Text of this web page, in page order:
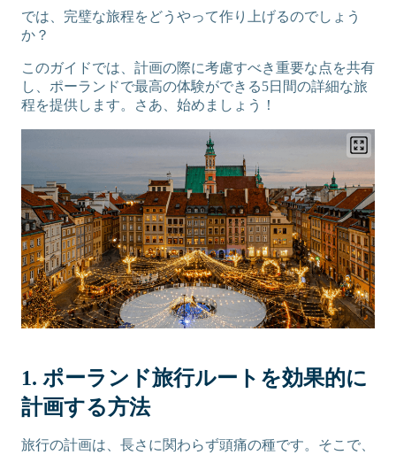
では、完璧な旅程をどうやって作り上げるのでしょう
か？
このガイドでは、計画の際に考慮すべき重要な点を共有
し、ポーランドで最高の体験ができる5日間の詳細な旅
程を提供します。さあ、始めましょう！
1. ポーランド旅行ルートを効果的に
計画する方法
旅行の計画は、長さに関わらず頭痛の種です。そこで、